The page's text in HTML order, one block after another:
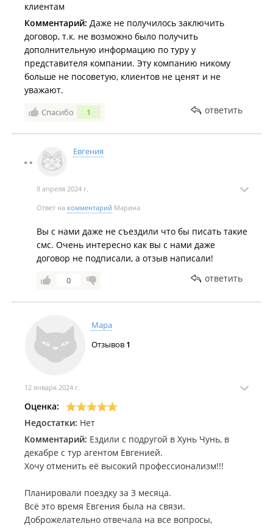
клиентам
Комментарий: Даже не получилось заключить
договор, т.к. не возможно было получить
дополнительную информацию по туру у
представителя компании. Эту компанию никому
больше не посоветую, клиентов не ценят и не
уважают.
Спасибо 1 ответить
Евгения
8 апреля 2024 г.
Ответ на комментарий Марина
Вы с нами даже не съездили что бы писать такие
смс. Очень интересно как вы с нами даже
договор не подписали, а отзыв написали!
0 ответить
Мара
Отзывов 1
12 января 2024 г.
Оценка:
Недостатки: Нет
Комментарий: Ездили с подругой в Хунь Чунь, в
декабре с тур агентом Евгенией.
Хочу отменить её высокий профессионализм!!!
Планировали поездку за 3 месяца.
Всё это время Евгения была на связи.
Доброжелательно отвечала на все вопросы,